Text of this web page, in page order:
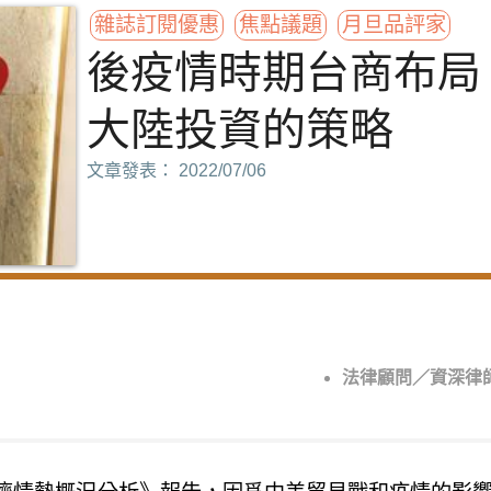
雜誌訂閱優惠 焦點議題 月旦品評家
後疫情時期台商布局
大陸投資的策略
文章發表： 2022/07/06
法律顧問／資深律